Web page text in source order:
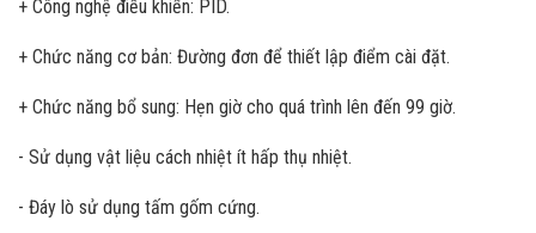
+ Công nghệ điều khiển: PID.
+ Chức năng cơ bản: Đường đơn để thiết lập điểm cài đặt.
+ Chức năng bổ sung: Hẹn giờ cho quá trình lên đến 99 giờ.
- Sử dụng vật liệu cách nhiệt ít hấp thụ nhiệt.
- Đáy lò sử dụng tấm gốm cứng.